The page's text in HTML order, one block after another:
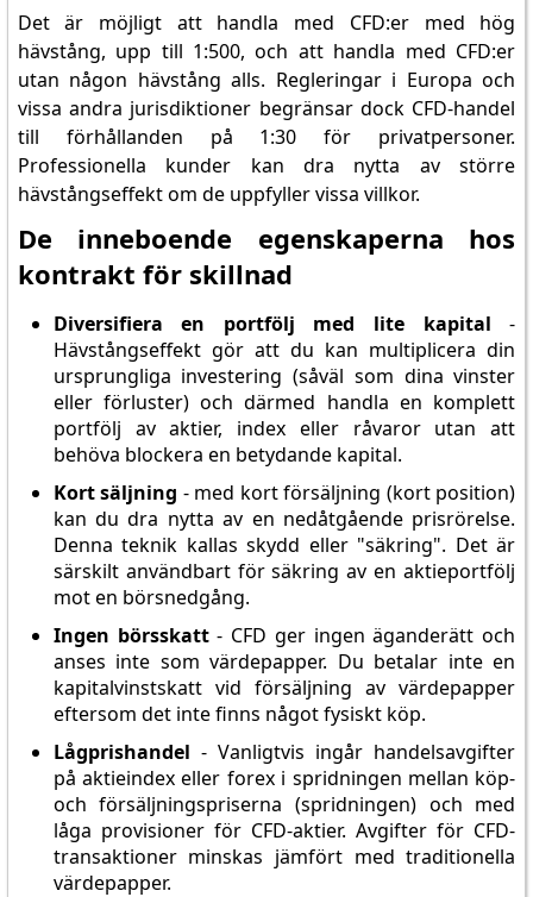
Det är möjligt att handla med CFD:er med hög
hävstång, upp till 1:500, och att handla med CFD:er
utan någon hävstång alls. Regleringar i Europa och
vissa andra jurisdiktioner begränsar dock CFD-handel
till förhållanden på 1:30 för privatpersoner.
Professionella kunder kan dra nytta av större
hävstångseffekt om de uppfyller vissa villkor.
De inneboende egenskaperna hos
kontrakt för skillnad
Diversifiera en portfölj med lite kapital -
Hävstångseffekt gör att du kan multiplicera din
ursprungliga investering (såväl som dina vinster
eller förluster) och därmed handla en komplett
portfölj av aktier, index eller råvaror utan att
behöva blockera en betydande kapital.
Kort säljning - med kort försäljning (kort position)
kan du dra nytta av en nedåtgående prisrörelse.
Denna teknik kallas skydd eller "säkring". Det är
särskilt användbart för säkring av en aktieportfölj
mot en börsnedgång.
Ingen börsskatt- CFD ger ingen äganderätt och
anses inte som värdepapper. Du betalar inte en
kapitalvinstskatt vid försäljning av värdepapper
eftersom det inte finns något fysiskt köp.
Lågprishandel - Vanligtvis ingår handelsavgifter
på aktieindex eller forex i spridningen mellan köp-
och försäljningspriserna (spridningen) och med
låga provisioner för CFD-aktier. Avgifter för CFD-
transaktioner minskas jämfört med traditionella
värdepapper.